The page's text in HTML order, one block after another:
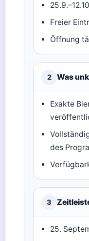
Freier
Öffnung
2 Was
Exakte
des
3
25.